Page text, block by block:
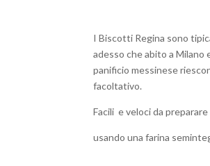
I Biscotti Regina sono
adesso che abito a Milano
panificio messinese
facoltativo.
Facili e veloci da
usando una farina